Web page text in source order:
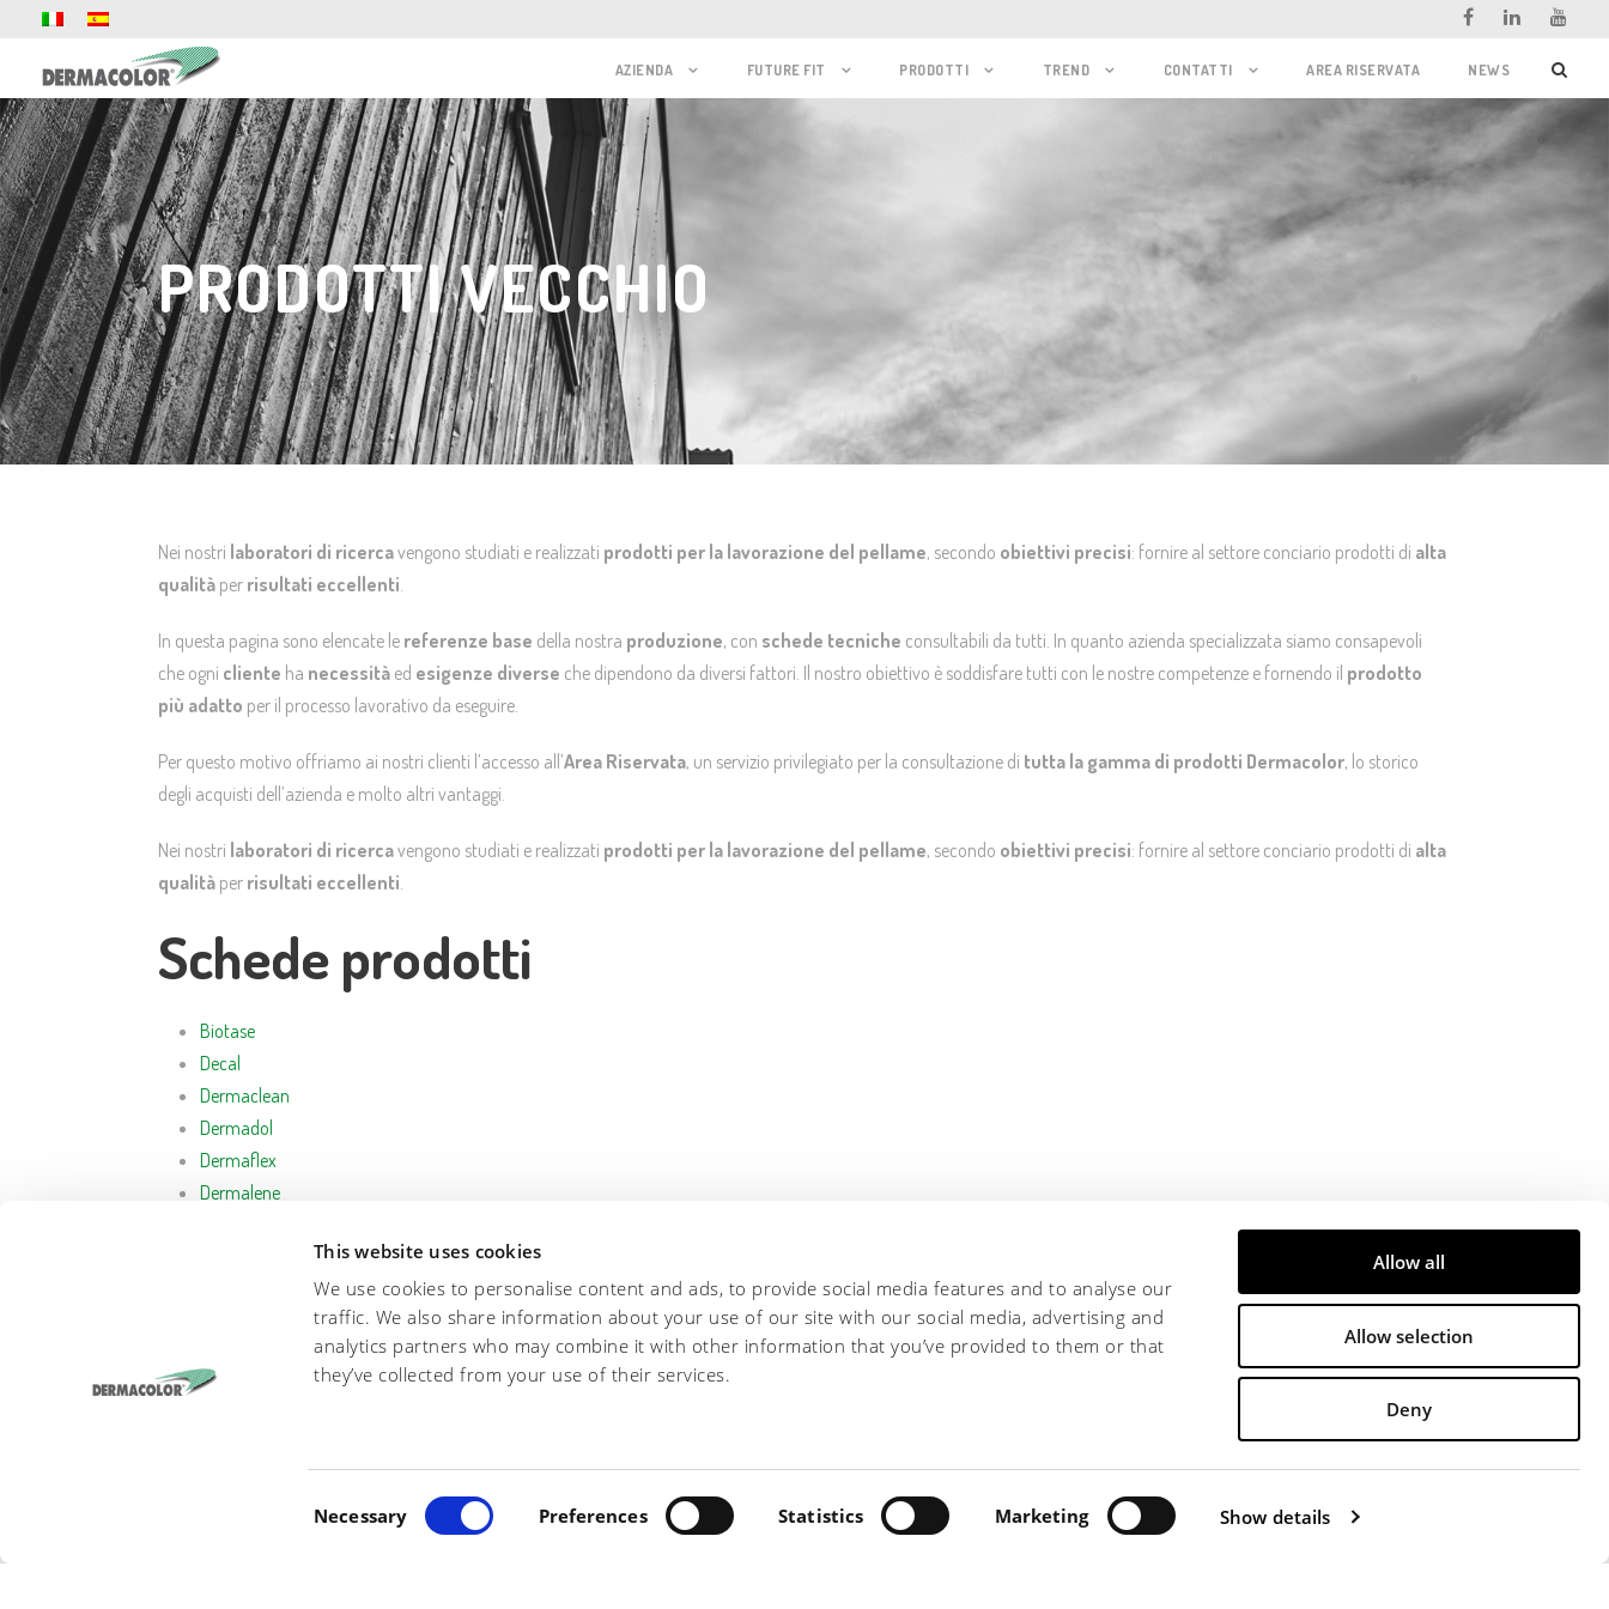
This website uses cookies
We use cookies to personalise content and ads, to provide social media features and to analyse our
traffic. We also share information about your use of our site with our social media, advertising and
analytics partners who may combine it with other information that you’ve provided to them or that
they’ve collected from your use of their services.
o
Necessary Preferences Statistics Marketing Show details
Allow all
Allow selection
Deny
AZIENDA FUTURE FIT PRODOTTI TREND CONTATTI AREA RISERVATA NEWS
PRODOTTI VECCHIO
Nei nostri laboratori di ricercavengono studiati e realizzati prodotti per la lavorazione del pellame, secondo obiettivi precisi: fornire al settore conciario prodotti di alta
qualità per risultati eccellenti.
In questa pagina sono elencate le referenze base della nostra produzione, con schede tecniche consultabili da tutti. In quanto azienda specializzata siamo consapevoli
che ogni cliente ha necessità ed esigenze diverse che dipendono da diversi fattori. Il nostro obiettivo è soddisfare tutti con le nostre competenze e fornendo il prodotto
più adatto per il processo lavorativo da eseguire.
Per questo motivo offriamo ai nostri clienti l’accesso all’Area Riservata, un servizio privilegiato per la consultazione di tutta la gamma di prodotti Dermacolor, lo storico
degli acquisti dell’azienda e molto altri vantaggi.
Nei nostri laboratori di ricercavengono studiati e realizzati prodotti per la lavorazione del pellame, secondo obiettivi precisi: fornire al settore conciario prodotti di alta
qualità per risultati eccellenti.
Schede prodotti
Biotase
Decal
Dermaclean
Dermadol
Dermaflex
Dermalene
Pato
INFO@DERMACOLOR.IT- P.IVA 00697230506 - PRIVACY/COOKIE - PRIVACY "CONTATTI" - WHISTLERBLOWING